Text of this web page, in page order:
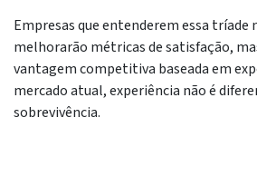
Empresas que entenderem essa tríade
melhorarão métricas de satisfação,
vantagem competitiva baseada em
mercado atual, experiência não é
sobrevivência.